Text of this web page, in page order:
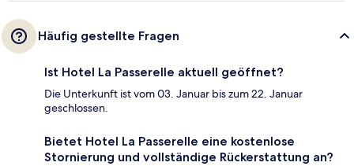
Häufig gestellte Fragen
Ist Hotel La Passerelle aktuell geöffnet?
Die Unterkunft ist vom 03. Januar bis zum 22. Januar
geschlossen.
Bietet Hotel La Passerelle eine kostenlose
Stornierung und vollständige Rückerstattung an?